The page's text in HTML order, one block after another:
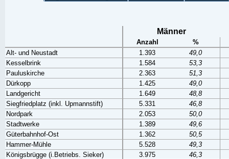
Männer
Anzahl
%
Alt- und Neustadt
1.393
49,0
Kesselbrink
1.584
53,3
Pauluskirche
2.363
51,3
Dürkopp
1.425
49,0
Landgericht
1.649
48,8
Siegfriedplatz (inkl. Upmannstift)
5.331
46,8
Nordpark
2.053
50,0
Stadtwerke
1.389
49,6
Güterbahnhof-Ost
1.362
50,5
Hammer-Mühle
5.528
49,3
Königsbrügge (i.Betriebs. Sieker)
3.975
46,3